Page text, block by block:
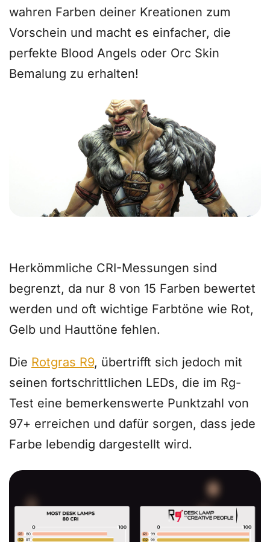
wahren Farben deiner Kreationen zum
Vorschein und macht es einfacher, die
perfekte Blood Angels oder Orc Skin
Bemalung zu erhalten!
Herkömmliche CRI-Messungen sind
begrenzt, da nur 8 von 15 Farben bewertet
werden und oft wichtige Farbtöne wie Rot,
Gelb und Hauttöne fehlen.
Die Rotgras R9, übertrifft sich jedoch mit
seinen fortschrittlichen LEDs, die im Rg-
Test eine bemerkenswerte Punktzahl von
97+ erreichen und dafür sorgen, dass jede
Farbe lebendig dargestellt wird.